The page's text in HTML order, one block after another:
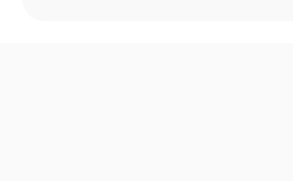
品中经典“孔洞”设计案例（什么
计” （Punch-Hole Design）是